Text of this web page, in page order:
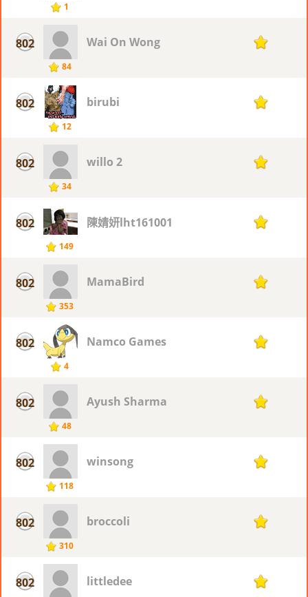
1
802
84
Wai On Wong 1
802
12
birubi 1
802
34
willo 2 1
802
149
陳婧妍lht161001 1
802
353
MamaBird 1
802
4
Namco Games 1
802
48
Ayush Sharma 1
802
118
winsong 1
802
310
broccoli 1
802 littledee 1